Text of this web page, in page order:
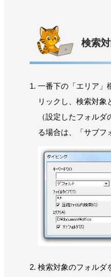
検索
一番下の「エリア」
リックし、検索対象
（設定したフォル
る場合は、「サブフ
検索対象のフォルダ